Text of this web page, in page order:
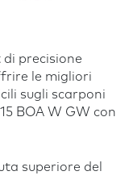
di precisione
le migliori
sugli scarponi
BOA W GW con
superiore del